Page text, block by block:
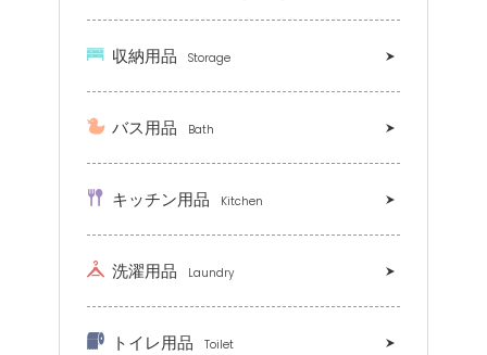
収納用品 Storage
バス用品 Bath
キッチン用品 Kitchen
洗濯用品 Laundry
トイレ用品 Toilet